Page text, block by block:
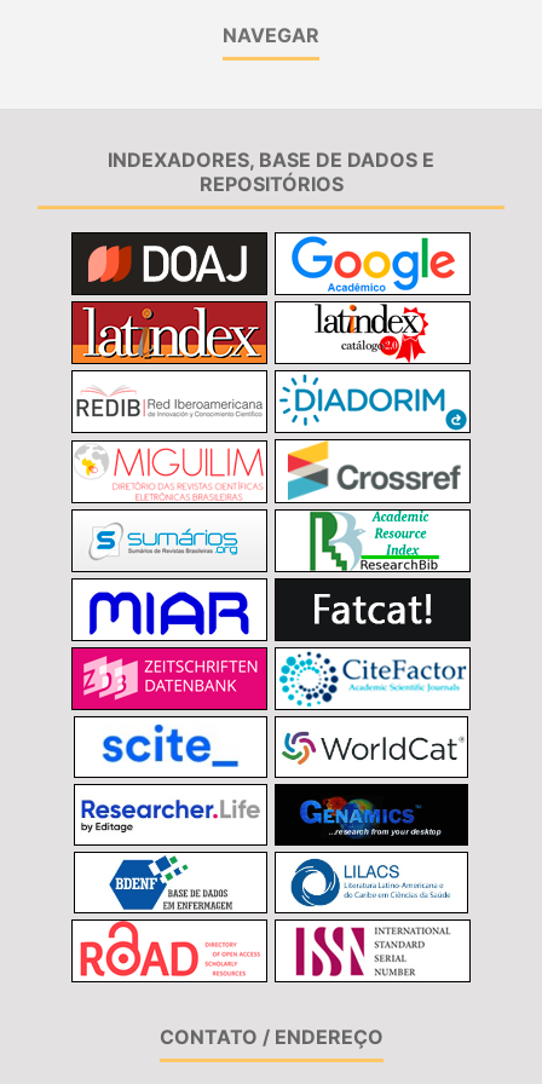
NAVEGAR
INDEXADORES, BASE DE DADOS E
REPOSITÓRIOS
CONTATO / ENDEREÇO